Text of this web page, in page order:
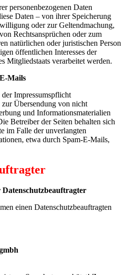
personenbezogenen Daten
Daten – von ihrer Speicherung
oder zur Geltendmachung,
Rechtsansprüchen oder zum
natürlichen oder juristischen Person
öffentlichen Interesses der
Mitgliedstaats verarbeitet werden.
Mails
Impressumspflicht
Übersendung von nicht
und Informationsmaterialien
Betreiber der Seiten behalten sich
im Falle der unverlangten
etwa durch Spam-E-Mails,
Datenschutzbeauftragter
einen Datenschutzbeauftragten